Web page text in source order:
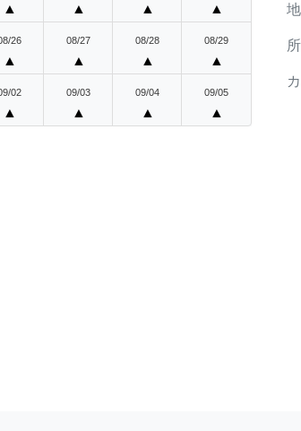
▲ ▲ ▲ ▲
26
▲
08/27
▲
08/28
▲
08/29
▲
02
▲
09/03
▲
09/04
▲
09/05
▲